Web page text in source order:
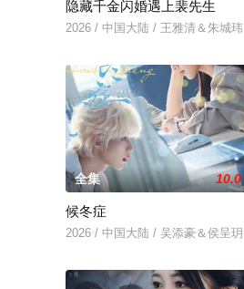
隐藏千金闪婚遇上裴先生
2026 / 中国大陆 / 王雅清＆朱城玮
全集 10.0
候冬症
2026 / 中国大陆 / 吴添豪＆侯呈玥